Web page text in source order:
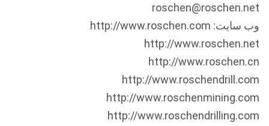
roschen@roschen.net
وب سایت: http://www.roschen.com
http://www.roschen.net
http://www.roschen.cn
http://www.roschendrill.com
http://www.roschenmining.com
http://www.roschendrilling.com